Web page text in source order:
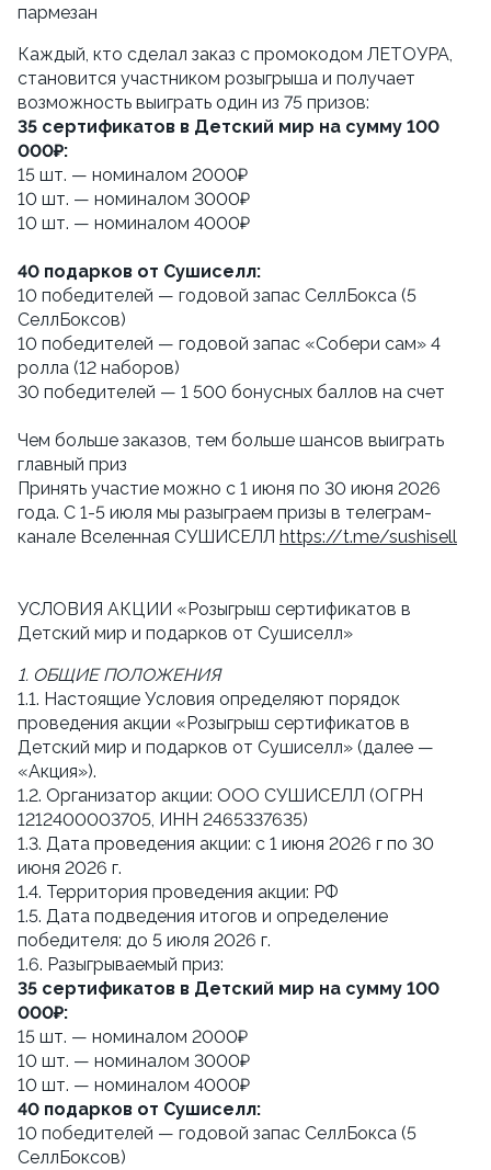
пармезан
Каждый, кто сделал заказ с промокодом ЛЕТОУРА,
становится участником розыгрыша и получает
возможность выиграть один из 75 призов:
35 сертификатов в Детский мир на сумму 100
000₽:
15 шт. — номиналом 2000₽
10 шт. — номиналом 3000₽
10 шт. — номиналом 4000₽
40 подарков от Сушиселл:
10 победителей — годовой запас СеллБокса (5
СеллБоксов)
10 победителей — годовой запас «Собери сам» 4
ролла (12 наборов)
30 победителей — 1 500 бонусных баллов на счет
Чем больше заказов, тем больше шансов выиграть
главный приз
Принять участие можно с 1 июня по 30 июня 2026
года. С 1-5 июля мы разыграем призы в телеграм-
канале Вселенная СУШИСЕЛЛ https://t.me/sushisell
УСЛОВИЯ АКЦИИ «Розыгрыш сертификатов в
Детский мир и подарков от Сушиселл»
1. ОБЩИЕ ПОЛОЖЕНИЯ
1.1. Настоящие Условия определяют порядок
проведения акции «Розыгрыш сертификатов в
Детский мир и подарков от Сушиселл» (далее —
«Акция»).
1.2. Организатор акции: ООО СУШИСЕЛЛ (ОГРН
1212400003705, ИНН 2465337635)
1.3. Дата проведения акции: с 1 июня 2026 г по 30
июня 2026 г.
1.4. Территория проведения акции: РФ
1.5. Дата подведения итогов и определение
победителя: до 5 июля 2026 г.
1.6. Разыгрываемый приз:
35 сертификатов в Детский мир на сумму 100
000₽:
15 шт. — номиналом 2000₽
10 шт. — номиналом 3000₽
10 шт. — номиналом 4000₽
40 подарков от Сушиселл:
10 победителей — годовой запас СеллБокса (5
СеллБоксов)